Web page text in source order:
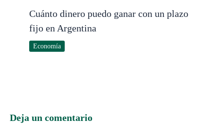
Cuánto dinero puedo ganar con un plazo
fijo en Argentina
Economía
Deja un comentario